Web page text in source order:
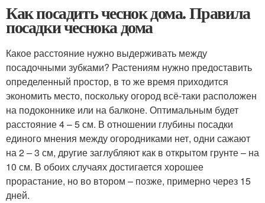
Как посадить чеснок дома. Правила
посадки чеснока дома
Какое расстояние нужно выдерживать между
посадочными зубками? Растениям нужно предоставить
определенный простор, в то же время приходится
экономить место, поскольку огород всё-таки расположен
на подоконнике или на балконе. Оптимальным будет
расстояние 4 – 5 см. В отношении глубины посадки
единого мнения между огородниками нет, одни сажают
на 2 – 3 см, другие заглубляют как в открытом грунте – на
10 см. В обоих случаях достигается хорошее
прорастание, но во втором – позже, примерно через 15
дней.